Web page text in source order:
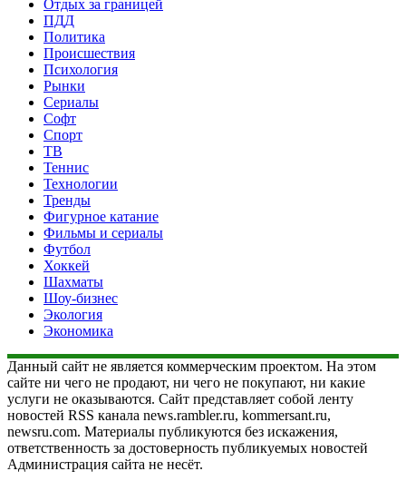
Отдых за границей
ПДД
Политика
Происшествия
Психология
Рынки
Сериалы
Софт
Спорт
ТВ
Теннис
Технологии
Тренды
Фигурное катание
Фильмы и сериалы
Футбол
Хоккей
Шахматы
Шоу-бизнес
Экология
Экономика
Данный сайт не является коммерческим проектом. На этом
сайте ни чего не продают, ни чего не покупают, ни какие
услуги не оказываются. Сайт представляет собой ленту
новостей RSS канала news.rambler.ru, kommersant.ru,
newsru.com. Материалы публикуются без искажения,
ответственность за достоверность публикуемых новостей
Администрация сайта не несёт.